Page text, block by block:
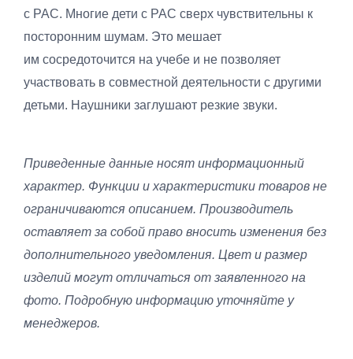
с РАС. Многие дети с РАС сверх чувствительны к
посторонним шумам. Это мешает
им сосредоточится на учебе и не позволяет
участвовать в совместной деятельности с другими
детьми. Наушники заглушают резкие звуки.
Приведенные данные носят информационный
характер. Функции и характеристики товаров не
ограничиваются описанием. Производитель
оставляет за собой право вносить изменения без
дополнительного уведомления. Цвет и размер
изделий могут отличаться от заявленного на
фото. Подробную информацию уточняйте у
менеджеров.